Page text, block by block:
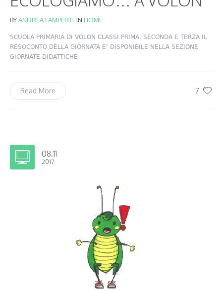
BYANDREA LAMPERTI IN HOME
SCUOLA PRIMARIA DI VOLON CLASSI PRIMA, SECONDA E TERZA IL
RESOCONTO DELLA GIORNATA E’ DISPONIBILE NELLA SEZIONE
GIORNATE DIDATTICHE
7
Read More
08.11
2017